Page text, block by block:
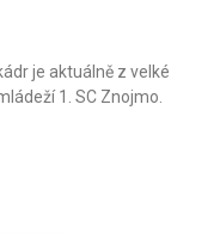
je aktuálně z velké
1. SC Znojmo.